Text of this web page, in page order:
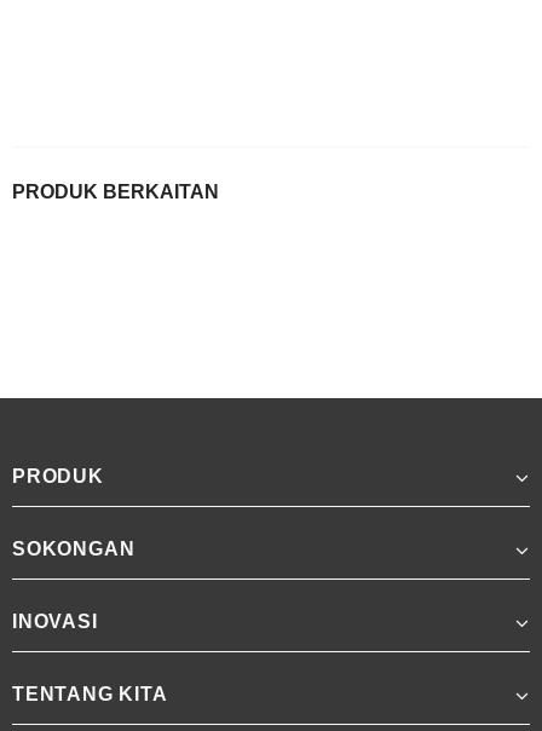
PRODUK BERKAITAN
PRODUK
SOKONGAN
INOVASI
TENTANG KITA